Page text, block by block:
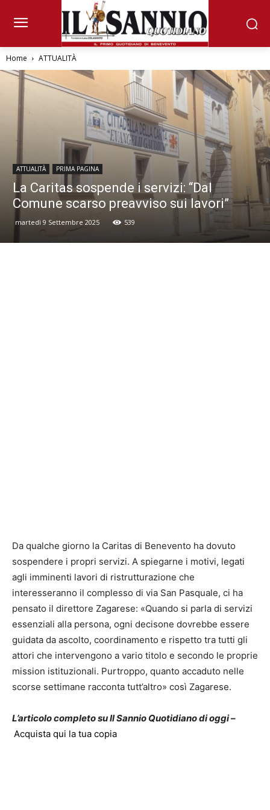
Home ATTUALITÀ
ATTUALITÀ PRIMA PAGINA
La Caritas sospende i servizi: “Dal
Comune scarso preavviso sui lavori”
martedì 9 Settembre 2025 539
Da qualche giorno la Caritas di Benevento ha dovuto
sospendere i propri servizi. A spiegarne i motivi, legati
agli imminenti lavori di ristrutturazione che
interesseranno il complesso di via San Pasquale, ci ha
pensato il direttore Zagarese: «Quando si parla di servizi
essenziali alla persona, ogni decisone dovrebbe essere
guidata da ascolto, coordinamento e rispetto tra tutti gli
attori che intervengono a vario titolo e secondo le proprie
mission istituzionali. Purtroppo, quanto accaduto nelle
scorse settimane racconta tutt’altro» così Zagarese.
L’articolo completo su Il Sannio Quotidiano di oggi –
Acquista qui la tua copia